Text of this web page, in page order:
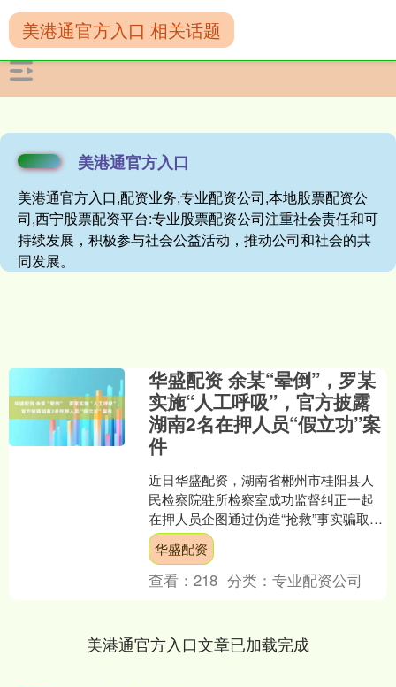
美港通官方入口
美港通官方入口,配资业务,专业配资公司,本地股票配资公
司,西宁股票配资平台:专业股票配资公司注重社会责任和可
持续发展，积极参与社会公益活动，推动公司和社会的共
同发展。
美港通官方入口 相关话题
华盛配资 余某“晕倒”，罗某
实施“人工呼吸”，官方披露
湖南2名在押人员“假立功”案
件
近日华盛配资，湖南省郴州市桂阳县人
民检察院驻所检察室成功监督纠正一起
在押人员企图通过伪造“抢救”事实骗取立
功认定的案件，有力维护了刑罚执行的
严肃性与司法公正。 ....
华盛配资
查看：218 分类：专业配资公司
美港通官方入口文章已加载完成